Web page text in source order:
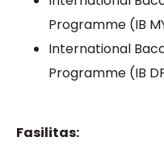
Programme (IB
International
Programme (IB
Fasilitas: